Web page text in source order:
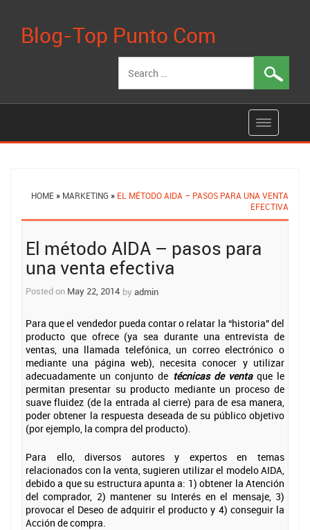
Blog-Top Punto Com
for:
HOME » MARKETING » EL MÉTODO AIDA – PASOS PARA UNA VENTA
EFECTIVA
El método AIDA – pasos para
una venta efectiva
Posted on May 22, 2014 by admin
Para que el vendedor pueda contar o relatar la “historia” del
producto que ofrece (ya sea durante una entrevista de
ventas, una llamada telefónica, un correo electrónico o
mediante una página web), necesita conocer y utilizar
adecuadamente un conjunto de técnicas de ventaque le
permitan presentar su producto mediante un proceso de
suave fluidez (de la entrada al cierre) para de esa manera,
poder obtener la respuesta deseada de su público objetivo
(por ejemplo, la compra del producto).
Para ello, diversos autores y expertos en temas
relacionados con la venta, sugieren utilizar el modelo AIDA,
debido a que su estructura apunta a: 1) obtener la Atención
del comprador, 2) mantener su Interés en el mensaje, 3)
provocar el Deseo de adquirir el producto y 4) conseguir la
Acción de compra.
navigation